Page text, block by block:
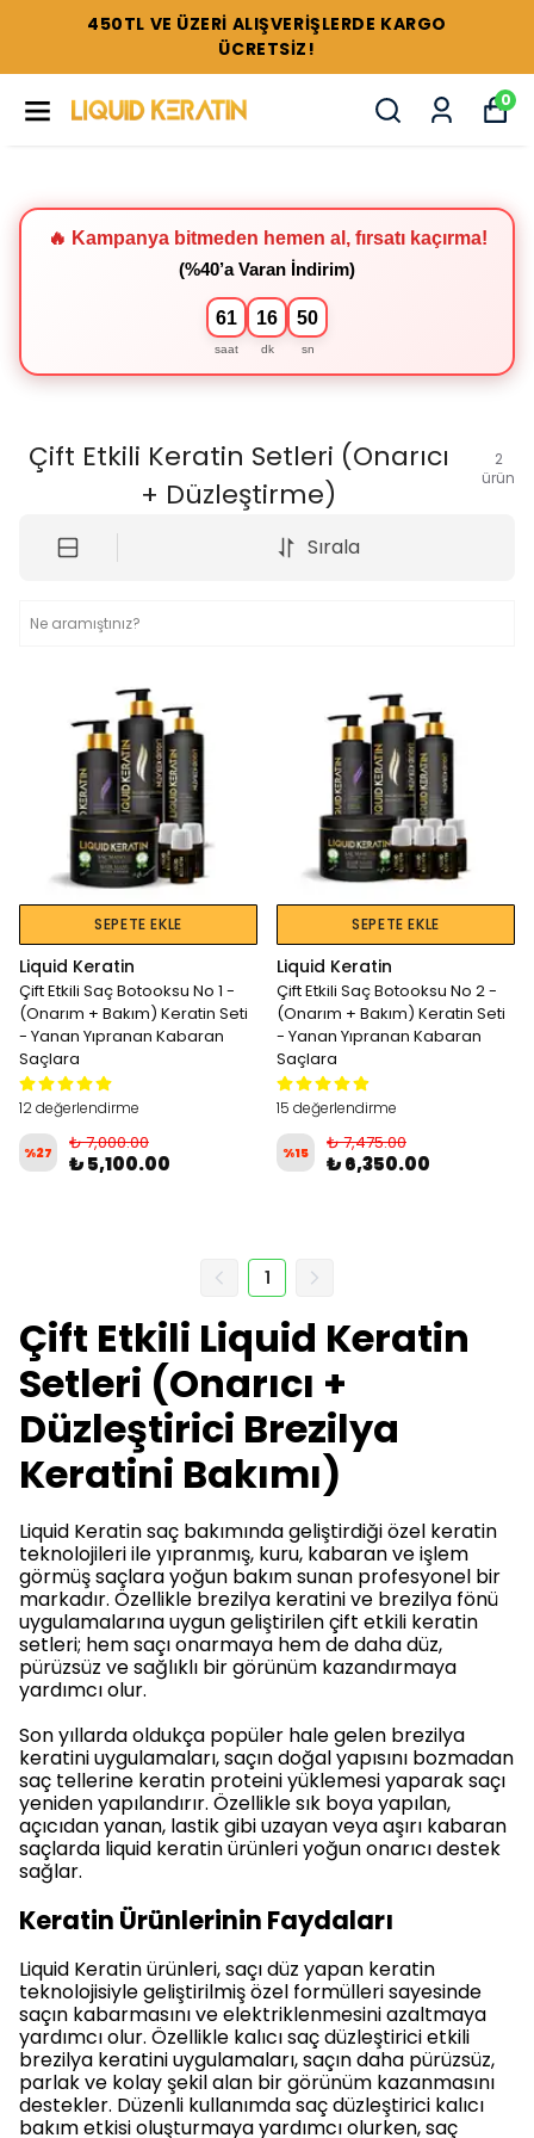
450TL VE ÜZERİ ALIŞVERİŞLERDE KARGO
ÜCRETSİZ!
0
🔥 Kampanya bitmeden hemen al, fırsatı kaçırma!
(%40’a Varan İndirim)
61
saat
16
dk
49
sn
Çift Etkili Keratin Setleri (Onarıcı
+ Düzleştirme)
2
ürün
Sırala
SEPETE EKLE
Liquid Keratin
Çift Etkili Saç Botooksu No 1 -
(Onarım + Bakım) Keratin Seti
- Yanan Yıpranan Kabaran
Saçlara
12 değerlendirme
%27 ₺ 7,000.00
₺ 5,100.00
SEPETE EKLE
Liquid Keratin
Çift Etkili Saç Botooksu No 2 -
(Onarım + Bakım) Keratin Seti
- Yanan Yıpranan Kabaran
Saçlara
15 değerlendirme
%15 ₺ 7,475.00
₺ 6,350.00
1
Çift Etkili Liquid Keratin
Setleri (Onarıcı +
Düzleştirici Brezilya
Keratini Bakımı)
Liquid Keratin saç bakımında geliştirdiği özel keratin
teknolojileri ile yıpranmış, kuru, kabaran ve işlem
görmüş saçlara yoğun bakım sunan profesyonel bir
markadır. Özellikle brezilya keratini ve brezilya fönü
uygulamalarına uygun geliştirilen çift etkili keratin
setleri; hem saçı onarmaya hem de daha düz,
pürüzsüz ve sağlıklı bir görünüm kazandırmaya
yardımcı olur.
Son yıllarda oldukça popüler hale gelen brezilya
keratini uygulamaları, saçın doğal yapısını bozmadan
saç tellerine keratin proteini yüklemesi yaparak saçı
yeniden yapılandırır. Özellikle sık boya yapılan,
açıcıdan yanan, lastik gibi uzayan veya aşırı kabaran
saçlarda liquid keratin ürünleri yoğun onarıcı destek
sağlar.
Keratin Ürünlerinin Faydaları
Liquid Keratin ürünleri, saçı düz yapan keratin
teknolojisiyle geliştirilmiş özel formülleri sayesinde
saçın kabarmasını ve elektriklenmesini azaltmaya
yardımcı olur. Özellikle kalıcı saç düzleştirici etkili
brezilya keratini uygulamaları, saçın daha pürüzsüz,
parlak ve kolay şekil alan bir görünüm kazanmasını
destekler. Düzenli kullanımda saç düzleştirici kalıcı
bakım etkisi oluşturmaya yardımcı olurken, saç